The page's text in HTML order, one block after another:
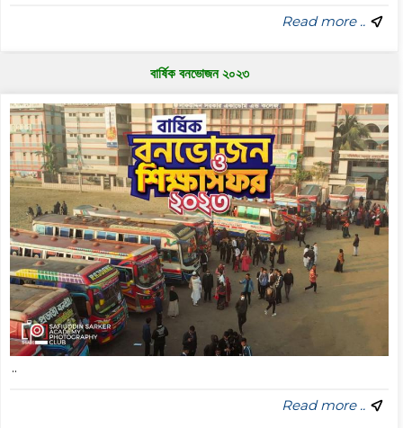
Read more ..
বার্ষিক বনভোজন ২০২৩
..
Read more ..